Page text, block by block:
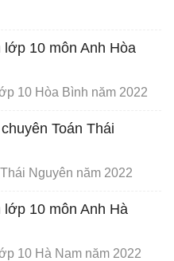
10 môn Anh Hòa
10 Hòa Bình năm 2022
Toán Thái
Nguyên năm 2022
10 môn Anh Hà
10 Hà Nam năm 2022